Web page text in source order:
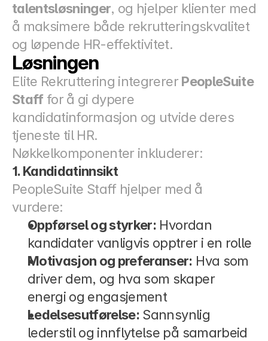
Løsningen
Elite Rekruttering integrerer PeopleSuite
Staff for å gi dypere
kandidatinformasjon og utvide deres
tjeneste til HR.
Nøkkelkomponenter inkluderer:
1. Kandidatinnsikt
PeopleSuite Staff hjelper med å
vurdere:
Oppførsel og styrker: Hvordan
kandidater vanligvis opptrer i en rolle
Motivasjon og preferanser: Hva som
driver dem, og hva som skaper
energi og engasjement
Ledelsesutførelse: Sannsynlig
lederstil og innflytelse på samarbeid
talentsløsninger, og hjelper klienter med
å maksimere både rekrutteringskvalitet
og løpende HR-effektivitet.